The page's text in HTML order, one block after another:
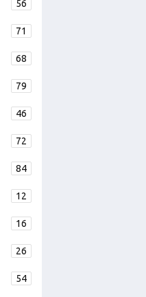
56
71
68
79
46
72
84
12
16
26
54